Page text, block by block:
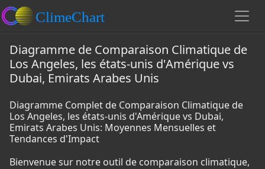
Diagramme de Comparaison Climatique de
Los Angeles, les états-unis d'Amérique vs
Dubai, Emirats Arabes Unis
Diagramme Complet de Comparaison Climatique de
Los Angeles, les états-unis d'Amérique vs Dubai,
Emirats Arabes Unis: Moyennes Mensuelles et
Tendances d'Impact
Bienvenue sur notre outil de comparaison climatique,